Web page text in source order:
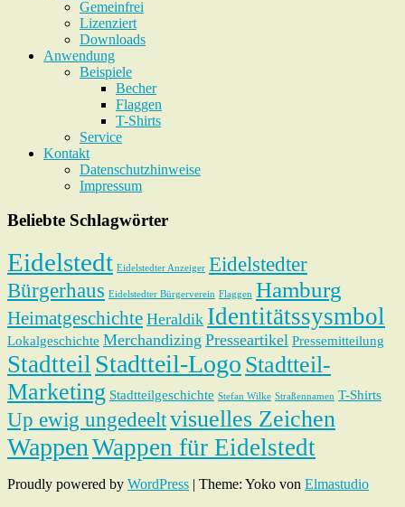
Gemeinfrei
Lizenziert
Downloads
Anwendung
Beispiele
Becher
Flaggen
T-Shirts
Service
Kontakt
Datenschutzhinweise
Impressum
Beliebte Schlagwörter
Eidelstedt Eidelstedter Anzeiger Eidelstedter
Bürgerhaus Eidelstedter Bürgerverein Flaggen Hamburg
Heimatgeschichte Heraldik Identitätssysmbol
Lokalgeschichte Merchandizing Presseartikel Pressemitteilung
Stadtteil Stadtteil-Logo Stadtteil-
Marketing Stadtteilgeschichte Stefan Wilke Straßennamen T-Shirts
Up ewig ungedeeltvisuelles Zeichen
Wappen Wappen für Eidelstedt
Proudly powered by WordPress | Theme: Yoko von Elmastudio